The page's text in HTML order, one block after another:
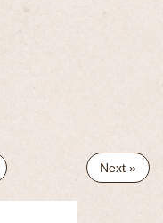
Next »